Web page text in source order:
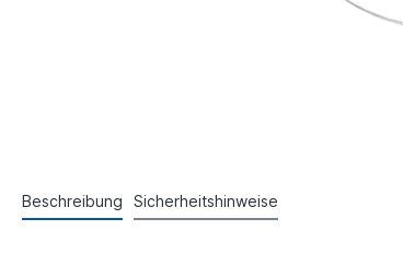
Beschreibung Sicherheitshinweise